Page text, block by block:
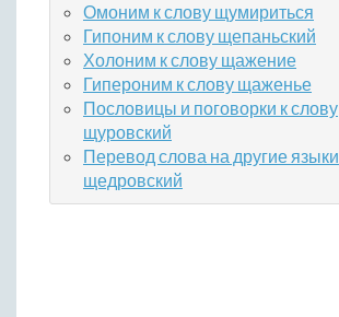
Омоним к слову щумириться
Гипоним к слову щепаньский
Холоним к слову щажение
Гипероним к слову щаженье
Пословицы и поговорки к слову
щуровский
Перевод слова на другие языки
щедровский